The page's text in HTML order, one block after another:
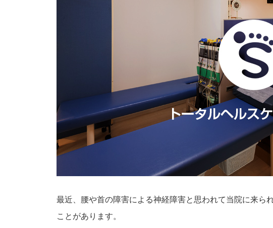
最近、腰や首の障害による神経障害と思われて当院に来ら
ことがあります。